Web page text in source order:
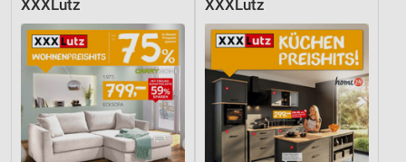
XXXLutz XXXLutz